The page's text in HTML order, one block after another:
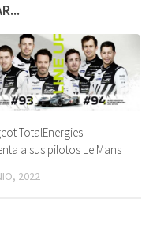
TotalEnergies
a sus pilotos Le Mans
2022